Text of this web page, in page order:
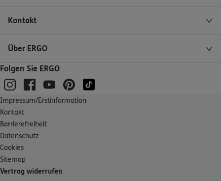
Kontakt
Über ERGO
Folgen Sie ERGO
Impressum/Erstinformation
Kontakt
Barrierefreiheit
Datenschutz
Cookies
Sitemap
Vertrag widerrufen